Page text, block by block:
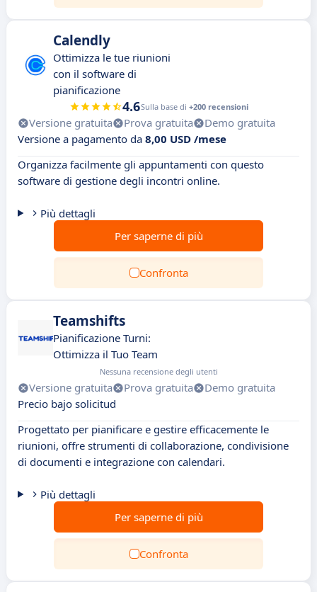
Calendly
Ottimizza le tue riunioni
con il software di
pianificazione
4.6Sulla base di +200 recensioni
Versione gratuita Prova gratuita
Demo gratuita
Versione a pagamento da 8,00 USD /mese
Organizza facilmente gli appuntamenti con questo
software di gestione degli incontri online.
Più dettagli
Per saperne di più
Confronta
Teamshifts
Pianificazione Turni:
Ottimizza il Tuo Team
Nessuna recensione degli utenti
Versione gratuita Prova gratuita
Demo gratuita
Precio bajo solicitud
Progettato per pianificare e gestire efficacemente le
riunioni, offre strumenti di collaborazione, condivisione
di documenti e integrazione con calendari.
Più dettagli
Per saperne di più
Confronta